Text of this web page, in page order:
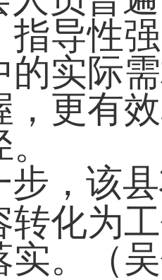
指导性
的实际
，更有
步，该
转化为
实。（